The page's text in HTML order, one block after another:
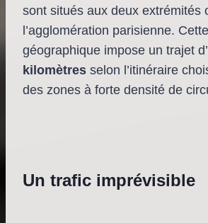
sont situés aux deux extrémités
l’agglomération parisienne.
géographique impose un trajet
kilomètres selon l’itinéraire
des zones à forte densité de
Un trafic imprévisible